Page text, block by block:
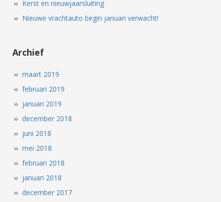
Kerst en nieuwjaarsluiting
Nieuwe vrachtauto begin januari verwacht!
Archief
maart 2019
februari 2019
januari 2019
december 2018
juni 2018
mei 2018
februari 2018
januari 2018
december 2017